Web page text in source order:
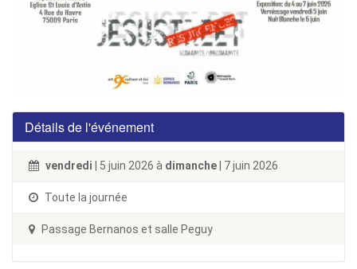
Détails de l'événement
vendredi | 5 juin 2026 à dimanche | 7 juin 2026
Toute la journée
Passage Bernanos et salle Peguy